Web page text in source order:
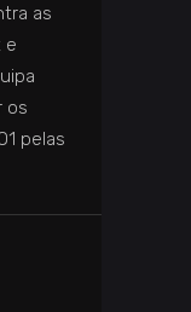
as
e
os
pelas